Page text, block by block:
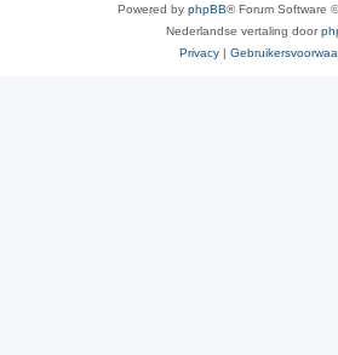
Powered by phpBB® Forum Software
Nederlandse vertaling door
Privacy |